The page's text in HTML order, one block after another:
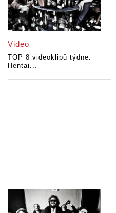
Video
TOP 8 videoklipů týdne:
Hentai...